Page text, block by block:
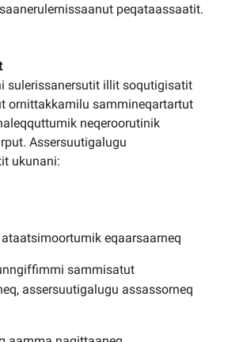
peqataassaatit.
sulerissanersutit illit soqutigisatit
ornittakkamilu sammineqartartut
neqeroorutinik
Assersuutigalugu
ukunani:
eqaarsaarneq
sammisatut
assersuutigalugu assassorneq